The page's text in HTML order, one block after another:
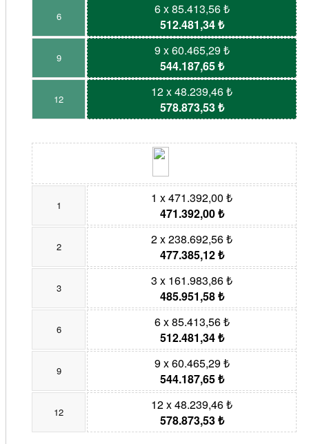
6
6 x 85.413,56 ₺
512.481,34 ₺
9
9 x 60.465,29 ₺
544.187,65 ₺
12
12 x 48.239,46 ₺
578.873,53 ₺
1
1 x 471.392,00 ₺
471.392,00 ₺
2
2 x 238.692,56 ₺
477.385,12 ₺
3
3 x 161.983,86 ₺
485.951,58 ₺
6
6 x 85.413,56 ₺
512.481,34 ₺
9
9 x 60.465,29 ₺
544.187,65 ₺
12
12 x 48.239,46 ₺
578.873,53 ₺